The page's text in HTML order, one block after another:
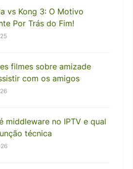
vs Kong 3: O Motivo
Por Trás do Fim!
filmes sobre amizade
com os amigos
middleware no IPTV e qual
técnica